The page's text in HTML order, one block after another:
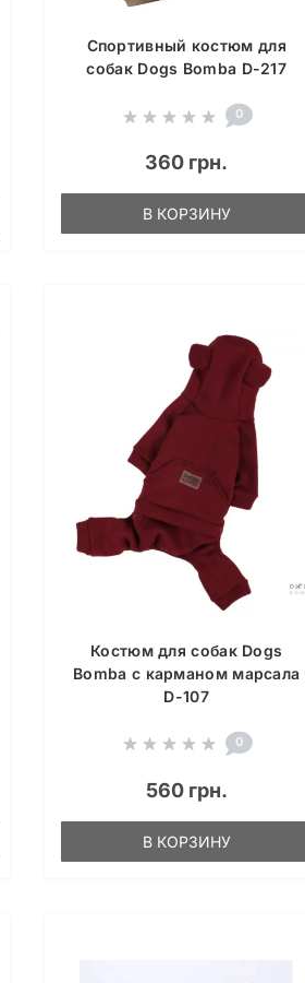
Спортивный костюм для
собак Dogs Bomba D-217
0
360 грн.
В КОРЗИНУ
Костюм для собак Dogs
Bomba с карманом марсала
D-107
0
560 грн.
В КОРЗИНУ